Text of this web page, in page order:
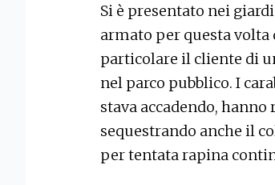
Si è presentato nei
armato per questa volta
particolare il cliente di
nel parco pubblico. I
stava accadendo,
sequestrando anche il
per tentata rapina